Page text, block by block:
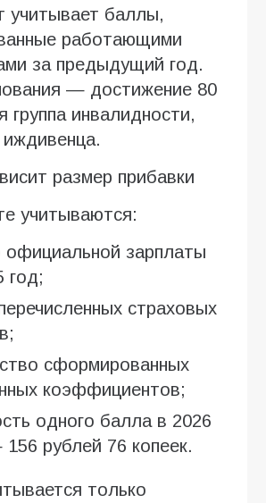
учитывает баллы,
работающими
за предыдущий год.
— достижение 80
группа инвалидности,
размер прибавки
учитываются:
официальной зарплаты
год;
страховых
сформированных
коэффициентов;
одного балла в 2026
рублей 76 копеек.
только